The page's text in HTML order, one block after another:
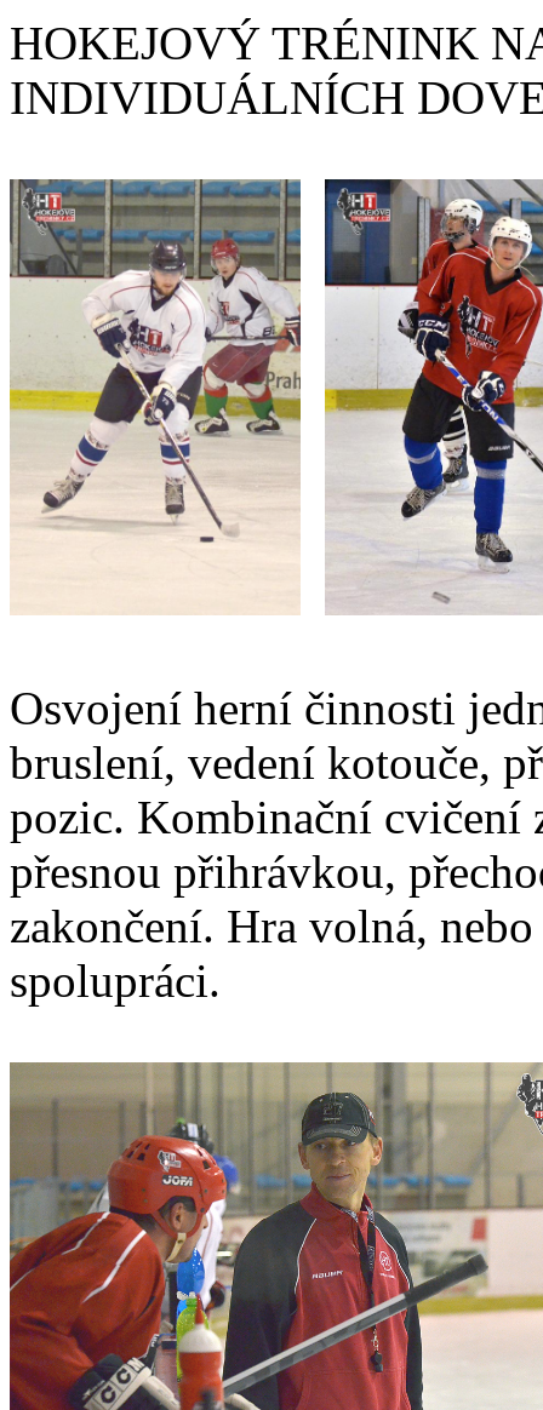
HOKEJOVÝ TRÉNINK
INDIVIDUÁLNÍCH
Osvojení herní činnosti
bruslení, vedení kotouče,
pozic. Kombinační cvičení
přesnou přihrávkou,
zakončení. Hra volná,
spolupráci.